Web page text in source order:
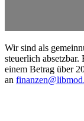
Wir sind als
steuerlich
einem Betrag über
an